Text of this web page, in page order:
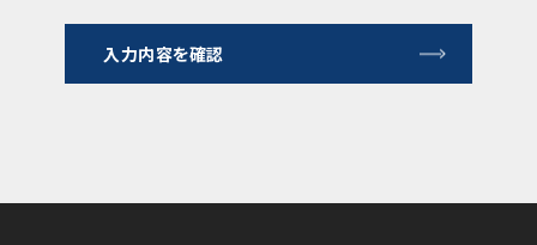
入力内容を確認